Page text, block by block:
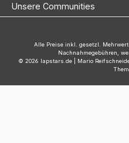
Unsere Communities
Alle Preise inkl. gesetzl.
Nachnahmegebühren,
© 2026 lapstars.de | Mario